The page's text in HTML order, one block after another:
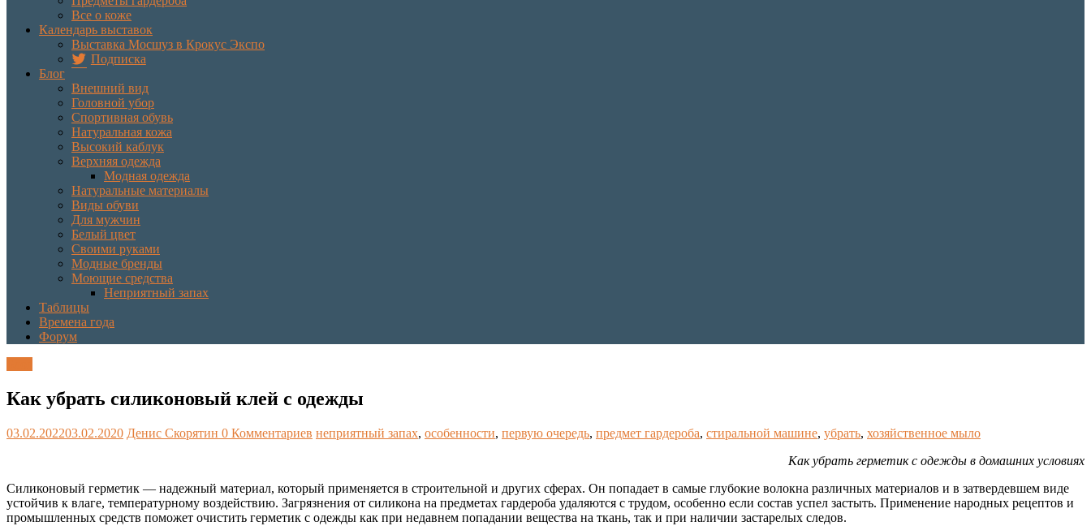
Все о коже
Календарь выставок
Выставка Мосшуз в Крокус Экспо
Подписка
Блог
Внешний вид
Головной убор
Спортивная обувь
Натуральная кожа
Высокий каблук
Верхняя одежда
Модная одежда
Натуральные материалы
Виды обуви
Для мужчин
Белый цвет
Своими руками
Модные бренды
Моющие средства
Неприятный запах
Таблицы
Времена года
Форум
Как убрать силиконовый клей с одежды
03.02.202203.02.2020 Денис Скорятин 0 Комментариев неприятный запах, особенности, первую очередь, предмет гардероба, стиральной машине, убрать, хозяйственное мыло
Как убрать герметик с одежды в домашних условиях
Силиконовый герметик — надежный материал, который применяется в строительной и других сферах. Он попадает в самые глубокие волокна различных материалов и в затвердевшем виде
устойчив к влаге, температурному воздействию. Загрязнения от силикона на предметах гардероба удаляются с трудом, особенно если состав успел застыть. Применение народных рецептов и
промышленных средств поможет очистить герметик с одежды как при недавнем попадании вещества на ткань, так и при наличии застарелых следов.